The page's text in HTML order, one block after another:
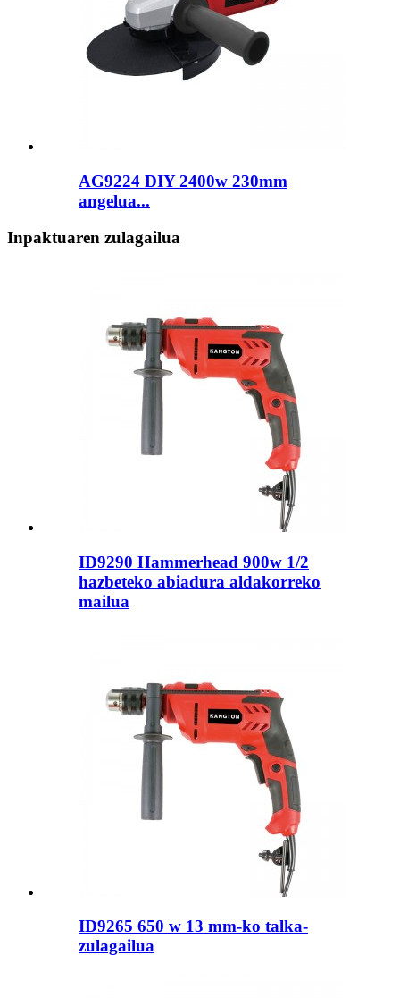
AG9224 DIY 2400w 230mm
angelua...
Inpaktuaren zulagailua
ID9290 Hammerhead 900w 1/2
hazbeteko abiadura aldakorreko
mailua
ID9265 650 w 13 mm-ko talka-
zulagailua